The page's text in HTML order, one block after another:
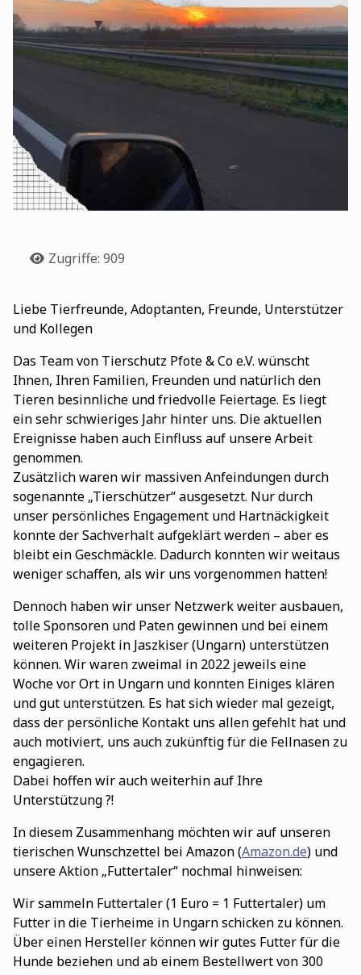
Details
Zugriffe: 909
Liebe Tierfreunde, Adoptanten, Freunde, Unterstützer
und Kollegen
Das Team von Tierschutz Pfote & Co e.V. wünscht
Ihnen, Ihren Familien, Freunden und natürlich den
Tieren besinnliche und friedvolle Feiertage. Es liegt
ein sehr schwieriges Jahr hinter uns. Die aktuellen
Ereignisse haben auch Einfluss auf unsere Arbeit
genommen.
Zusätzlich waren wir massiven Anfeindungen durch
sogenannte „Tierschützer“ ausgesetzt. Nur durch
unser persönliches Engagement und Hartnäckigkeit
konnte der Sachverhalt aufgeklärt werden – aber es
bleibt ein Geschmäckle. Dadurch konnten wir weitaus
weniger schaffen, als wir uns vorgenommen hatten!
Dennoch haben wir unser Netzwerk weiter ausbauen,
tolle Sponsoren und Paten gewinnen und bei einem
weiteren Projekt in Jaszkiser (Ungarn) unterstützen
können. Wir waren zweimal in 2022 jeweils eine
Woche vor Ort in Ungarn und konnten Einiges klären
und gut unterstützen. Es hat sich wieder mal gezeigt,
dass der persönliche Kontakt uns allen gefehlt hat und
auch motiviert, uns auch zukünftig für die Fellnasen zu
engagieren.
Dabei hoffen wir auch weiterhin auf Ihre
Unterstützung ?!
In diesem Zusammenhang möchten wir auf unseren
tierischen Wunschzettel bei Amazon (Amazon.de) und
unsere Aktion „Futtertaler“ nochmal hinweisen:
Wir sammeln Futtertaler (1 Euro = 1 Futtertaler) um
Futter in die Tierheime in Ungarn schicken zu können.
Über einen Hersteller können wir gutes Futter für die
Hunde beziehen und ab einem Bestellwert von 300